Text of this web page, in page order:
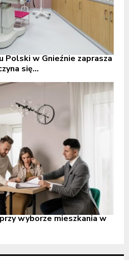
Polski w Gnieźnie zaprasza
się...
wyborze mieszkania w